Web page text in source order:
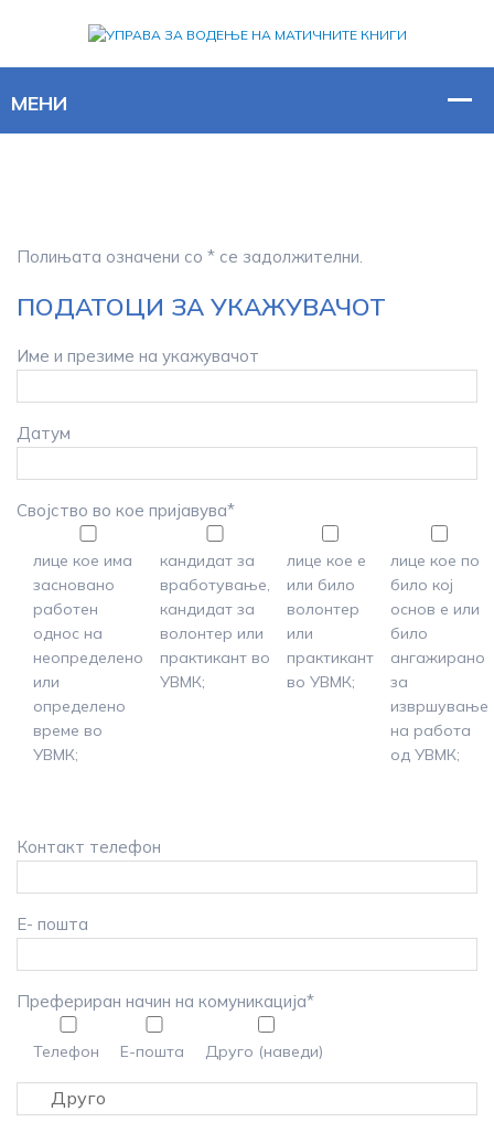
Полињата означени со * се задолжителни.
ПОДАТОЦИ ЗА УКАЖУВАЧОТ
Име и презиме на укажувачот
Датум
Својство во кое пријавува*
лице кое има
засновано
работен
однос на
неопределено
или
определено
време во
УВМК;
кандидат за
вработување,
кандидат за
волонтер или
практикант во
УВМК;
лице кое е
или било
волонтер
или
практикант
во УВМК;
лице кое по
било кој
основ е или
било
ангажирано
за
извршување
на работа
од УВМК;
Контакт телефон
Е- пошта
Префериран начин на комуникација*
Телефон Е-пошта Друго (наведи)